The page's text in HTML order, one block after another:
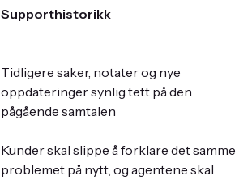
Supporthistorikk
Tidligere saker, notater og nye
oppdateringer synlig tett på den
pågående samtalen
Kunder skal slippe å forklare det samme
problemet på nytt, og agentene skal